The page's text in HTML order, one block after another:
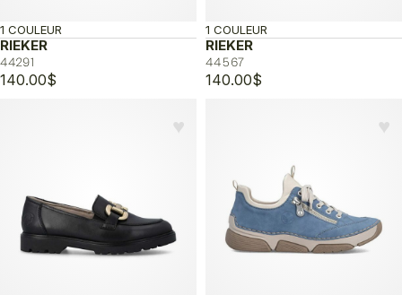
RIEKER
44291
1 COULEUR
140.00$
RIEKER
44567
1 COULEUR
140.00$
♥︎ ♥︎